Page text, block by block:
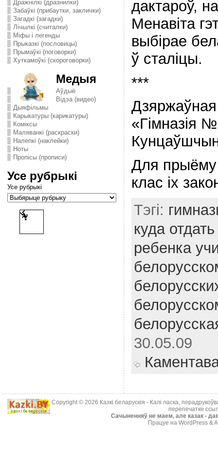
Дражнілкі (дразнилки)
Забаўкі (прибаутки, заклички)
Загадкі (загадки)
Лічылкі (считалки)
Міфы і легенды
Прыказкі (пословицы)
Прымаўкі (поговорки)
Хуткамоўкі (скороговорки)
Медыя
Аўдыё
Відэа (видео)
Дыяфільмы
Карыкатуры (карикатуры)
Комiксы
Маляванкі (раскраски)
Налепкі (наклейки)
Ноты
Пропісы (прописи)
Усе рубрыкі
Усе рубрыкі
дактароў,
Менавіта
выбірае
ў сталіцы.
***
Дзяржаўная
«Гімназія
Для
клас іх
Тэгі:
куда
ребенка
30.05.09
Copyright © 2026 Казкі беларускія - Калі ласка,
перепечатке
Cачыненняў не маем, але казак -
Працуе на WordPress &